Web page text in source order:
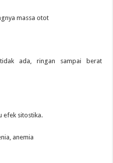
massa otot
ada, ringan sampai berat
efek sitostika.
anemia